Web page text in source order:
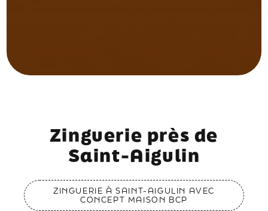
Zinguerie près de
Saint-Aigulin
ZINGUERIE À SAINT-AIGULIN AVEC
CONCEPT MAISON BCP